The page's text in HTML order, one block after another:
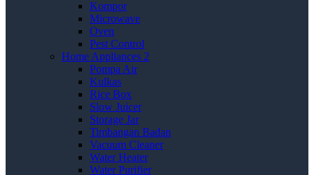
Kompor
Microwave
Oven
Pest Control
Home Appliances 2
Pompa Air
Kulkas
Rice Box
Slow Juicer
Storage Jar
Timbangan Badan
Vacuum Cleaner
Water Heater
Water Purifier